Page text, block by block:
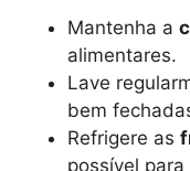
Mantenha a
alimentares.
Lave
bem
Refrigere as
possível